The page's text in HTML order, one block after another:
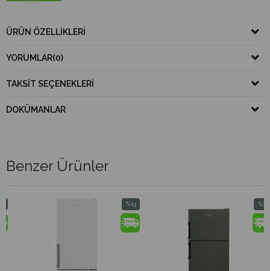
ÜRÜN ÖZELLIKLERI
YORUMLAR(0)
TAKSIT SEÇENEKLERI
DOKÜMANLAR
Benzer Ürünler
İndirim